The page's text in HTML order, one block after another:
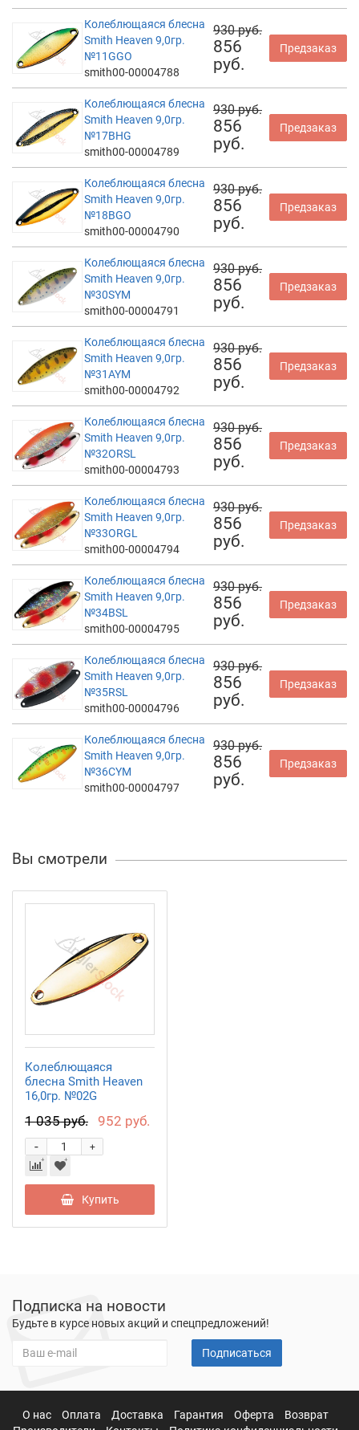
Колеблющаяся блесна
Smith Heaven 9,0гр.
№11GGO
smith00-00004788
930 руб.
856
руб.
Предзаказ
Колеблющаяся блесна
Smith Heaven 9,0гр.
№17BHG
smith00-00004789
930 руб.
856
руб.
Предзаказ
Колеблющаяся блесна
Smith Heaven 9,0гр.
№18BGO
smith00-00004790
930 руб.
856
руб.
Предзаказ
Колеблющаяся блесна
Smith Heaven 9,0гр.
№30SYM
smith00-00004791
930 руб.
856
руб.
Предзаказ
Колеблющаяся блесна
Smith Heaven 9,0гр.
№31AYM
smith00-00004792
930 руб.
856
руб.
Предзаказ
Колеблющаяся блесна
Smith Heaven 9,0гр.
№32ORSL
smith00-00004793
930 руб.
856
руб.
Предзаказ
Колеблющаяся блесна
Smith Heaven 9,0гр.
№33ORGL
smith00-00004794
930 руб.
856
руб.
Предзаказ
Колеблющаяся блесна
Smith Heaven 9,0гр.
№34BSL
smith00-00004795
930 руб.
856
руб.
Предзаказ
Колеблющаяся блесна
Smith Heaven 9,0гр.
№35RSL
smith00-00004796
930 руб.
856
руб.
Предзаказ
Колеблющаяся блесна
Smith Heaven 9,0гр.
№36CYM
smith00-00004797
930 руб.
856
руб.
Предзаказ
Вы смотрели
Колеблющаяся
блесна Smith Heaven
16,0гр. №02G
1 035 руб. 952 руб.
+
-
Купить
Подписка на новости
Будьте в курсе новых акций и спецпредложений!
Подписаться
О нас Оплата Доставка Гарантия Оферта
Возврат